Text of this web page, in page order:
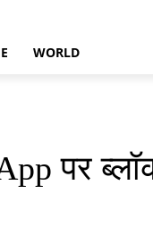
WORLD
पर